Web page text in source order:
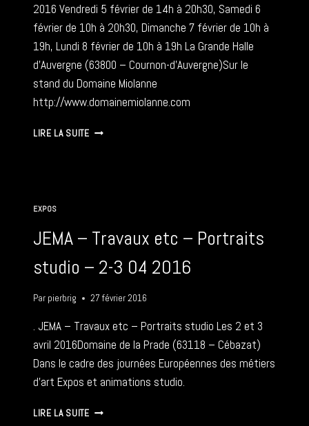
2016 Vendredi 5 février de 14h à 20h30, Samedi 6
février de 10h à 20h30, Dimanche 7 février de 10h à
19h, Lundi 8 février de 10h à 19h La Grande Halle
d’Auvergne (63800 – Cournon-d’Auvergne)Sur le
stand du Domaine Miolanne
http://www.domainemiolanne.com
LIRE LA SUITEVINIDÔME
EXPOS
JEMA – Travaux etc – Portraits
studio – 2-3 04 2016
Par pierbrig 27 février 2016
. JEMA – Travaux etc – Portraits studio Les 2 et 3
avril 2016Domaine de la Prade (63118 – Cébazat)
Dans le cadre des journées Européennes des métiers
d’art Expos et animations studio.
LIRE LA SUITEJEMA